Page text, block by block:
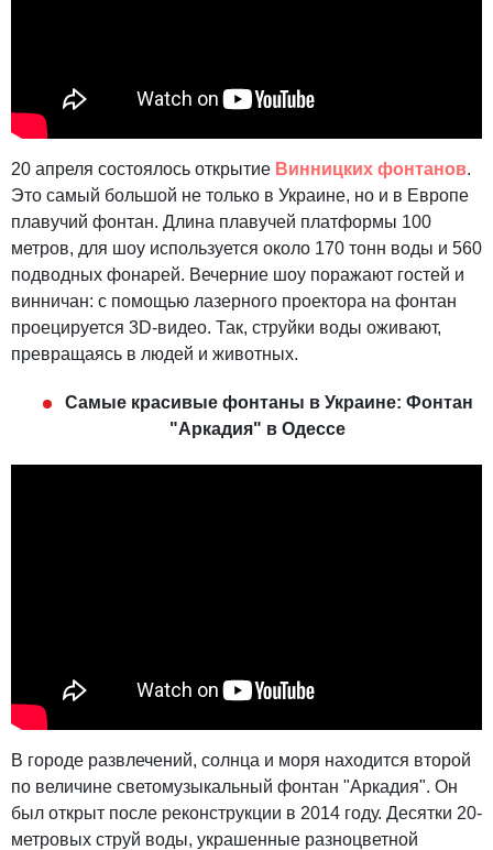
20 апреля состоялось открытие Винницких фонтанов.
Это самый большой не только в Украине, но и в Европе
плавучий фонтан. Длина плавучей платформы 100
метров, для шоу используется около 170 тонн воды и 560
подводных фонарей. Вечерние шоу поражают гостей и
винничан: с помощью лазерного проектора на фонтан
проецируется 3D-видео. Так, струйки воды оживают,
превращаясь в людей и животных.
Самые красивые фонтаны в Украине: Фонтан
"Аркадия" в Одессе
В городе развлечений, солнца и моря находится второй
по величине светомузыкальный фонтан "Аркадия". Он
был открыт после реконструкции в 2014 году. Десятки 20-
метровых струй воды, украшенные разноцветной